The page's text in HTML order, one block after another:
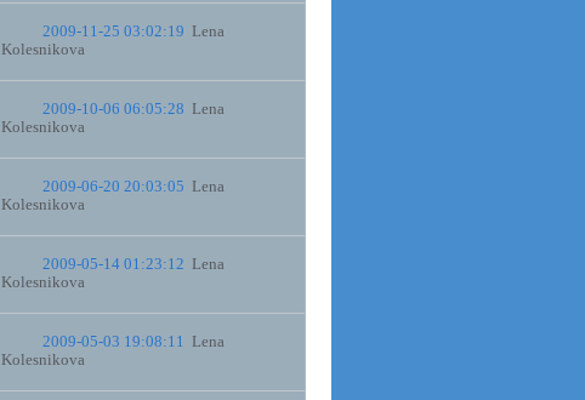
2009-11-25 03:02:19 Lena
Kolesnikova
2009-10-06 06:05:28 Lena
Kolesnikova
2009-06-20 20:03:05 Lena
Kolesnikova
2009-05-14 01:23:12 Lena
Kolesnikova
2009-05-03 19:08:11 Lena
Kolesnikova